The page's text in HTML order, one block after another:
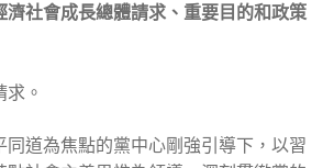
社會成長總體請求、重要目的和政策
。
道為焦點的黨中心剛強引導下，以習